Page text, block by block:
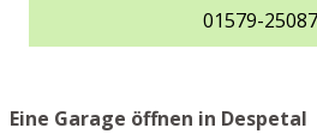
01579-
Eine Garage öffnen in Despetal